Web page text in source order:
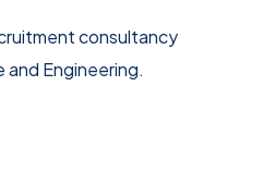
consultancy
and Engineering.